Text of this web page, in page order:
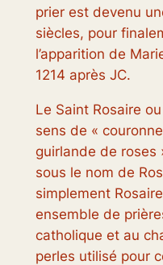
prier est devenu
siècles, pour
l’apparition de
1214 après JC.
Le Saint Rosaire
sens de «
guirlande de roses
sous le nom de
simplement
ensemble de
catholique et au
perles utilisé pour